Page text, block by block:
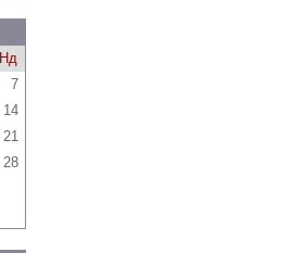
Нд
7
14
21
28